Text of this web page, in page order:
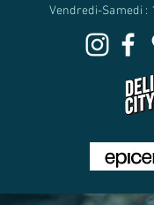
Vendredi-Samedi :